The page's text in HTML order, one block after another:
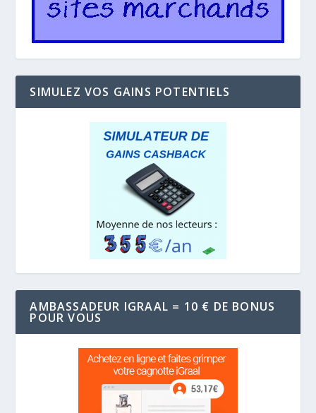
SIMULEZ VOS GAINS POTENTIELS
AMBASSADEUR IGRAAL = 10 € DE BONUS
POUR VOUS